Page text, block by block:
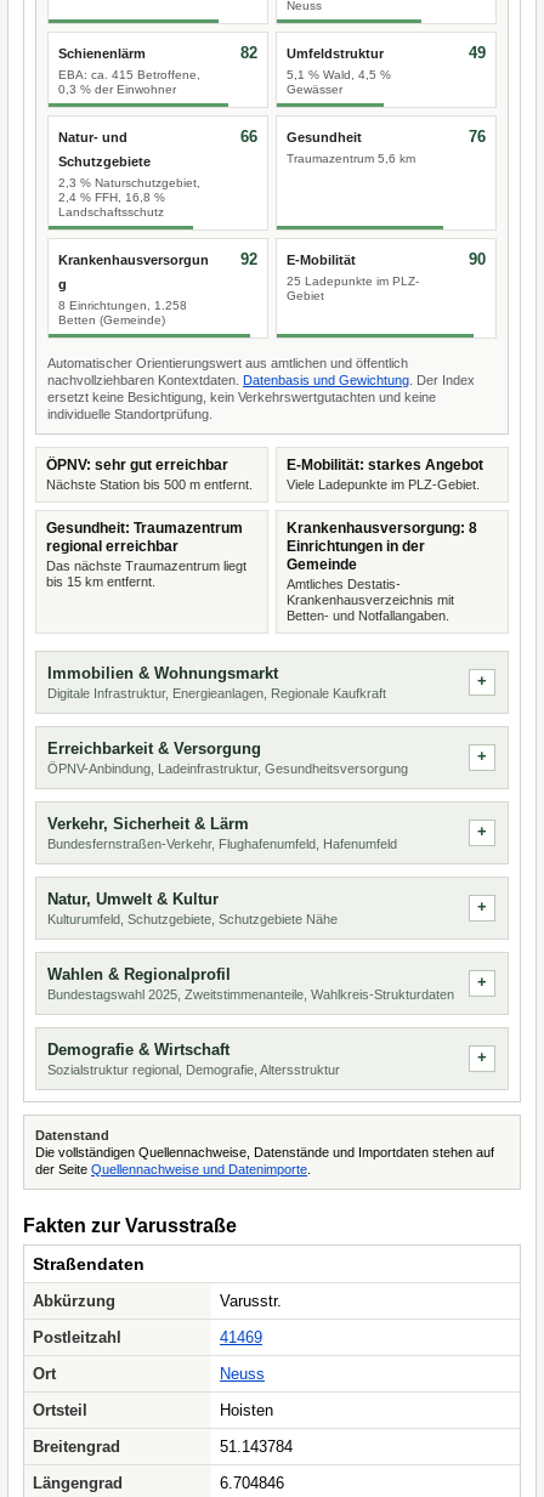
Neuss
Schienenlärm
EBA: ca. 415 Betroffene,
0,3 % der Einwohner
82 Umfeldstruktur
5,1 % Wald, 4,5 %
Gewässer
49
Natur- und
Schutzgebiete
2,3 % Naturschutzgebiet,
2,4 % FFH, 16,8 %
Landschaftsschutz
66 Gesundheit
Traumazentrum 5,6 km
76
Krankenhausversorgun
g
8 Einrichtungen, 1.258
Betten (Gemeinde)
92 E-Mobilität
25 Ladepunkte im PLZ-
Gebiet
90
Automatischer Orientierungswert aus amtlichen und öffentlich
nachvollziehbaren Kontextdaten. Datenbasis und Gewichtung . Der Index
ersetzt keine Besichtigung, kein Verkehrswertgutachten und keine
individuelle Standortprüfung.
ÖPNV: sehr gut erreichbar
Nächste Station bis 500 m entfernt.
E-Mobilität: starkes Angebot
Viele Ladepunkte im PLZ-Gebiet.
Gesundheit: Traumazentrum
regional erreichbar
Das nächste Traumazentrum liegt
bis 15 km entfernt.
Krankenhausversorgung: 8
Einrichtungen in der
Gemeinde
Amtliches Destatis-
Krankenhausverzeichnis mit
Betten- und Notfallangaben.
Immobilien & Wohnungsmarkt
Digitale Infrastruktur, Energieanlagen, Regionale Kaufkraft
Erreichbarkeit & Versorgung
ÖPNV-Anbindung, Ladeinfrastruktur, Gesundheitsversorgung
Verkehr, Sicherheit & Lärm
Bundesfernstraßen-Verkehr, Flughafenumfeld, Hafenumfeld
Natur, Umwelt & Kultur
Kulturumfeld, Schutzgebiete, Schutzgebiete Nähe
Wahlen & Regionalprofil
Bundestagswahl 2025, Zweitstimmenanteile, Wahlkreis-Strukturdaten
Demografie & Wirtschaft
Sozialstruktur regional, Demografie, Altersstruktur
Datenstand
Die vollständigen Quellennachweise, Datenstände und Importdaten stehen auf
der Seite Quellennachweise und Datenimporte
Fakten zur Varusstraße
Straßendaten
Abkürzung
Varusstr.
Postleitzahl
41469
Ort
Neuss
Ortsteil
Hoisten
Breitengrad
51.143784
Längengrad
6.704846